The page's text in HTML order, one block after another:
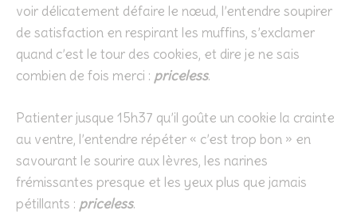
voir délicatement défaire le nœud, l’entendre soupirer
de satisfaction en respirant les muffins, s’exclamer
quand c’est le tour des cookies, et dire je ne sais
combien de fois merci : priceless.
Patienter jusque 15h37 qu’il goûte un cookie la crainte
au ventre, l’entendre répéter « c’est trop bon » en
savourant le sourire aux lèvres, les narines
frémissantes presque et les yeux plus que jamais
pétillants : priceless.